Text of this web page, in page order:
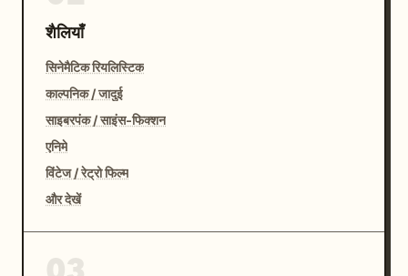
शैलियाँ
सिनेमैटिक रियलिस्टिक
काल्पनिक / जादुई
साइबरपंक / साइंस-फिक्शन
एनिमे
विंटेज / रेट्रो फिल्म
और देखें